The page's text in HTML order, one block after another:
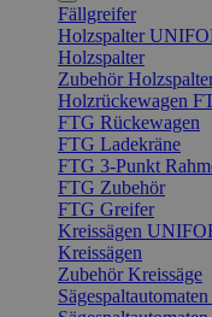
Fällgreifer
Holzspalter
Holzspalter
Zubehör
Holzrückewagen
FTG Rückewagen
FTG Ladekräne
FTG 3-Punkt
FTG Zubehör
FTG Greifer
Kreissägen
Kreissägen
Zubehör Kreissäge